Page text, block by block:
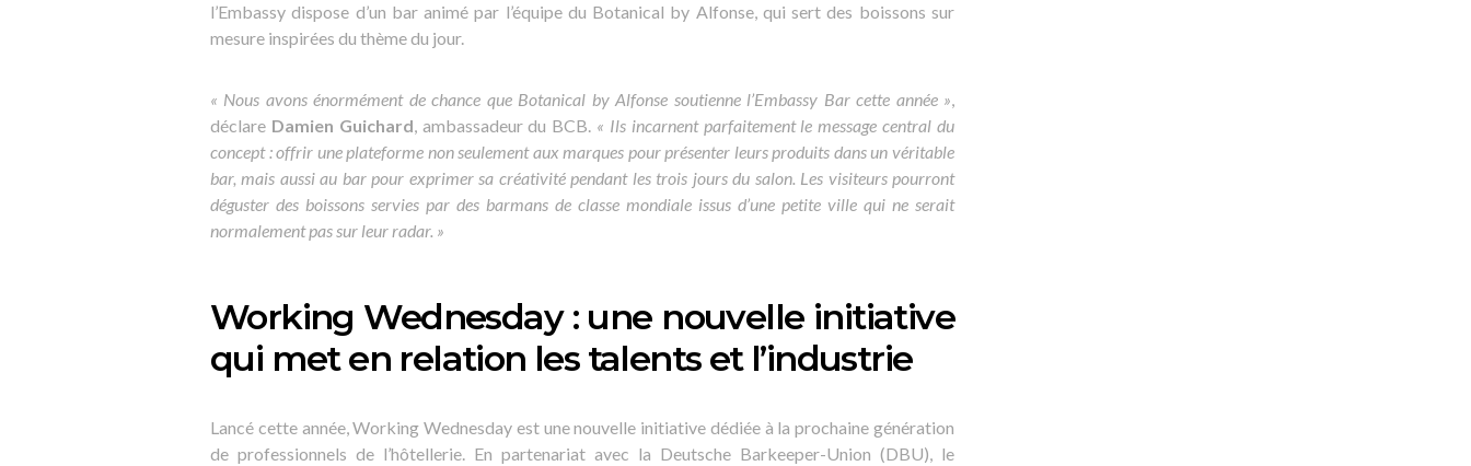
l’Embassy dispose d’un bar animé par l’équipe du Botanical by Alfonse, qui sert des boissons sur
mesure inspirées du thème du jour.
« Nous avons énormément de chance que Botanical by Alfonse soutienne l’Embassy Bar cette année »,
déclare Damien Guichard, ambassadeur du BCB. « Ils incarnent parfaitement le message central du
concept : offrir une plateforme non seulement aux marques pour présenter leurs produits dans un véritable
bar, mais aussi au bar pour exprimer sa créativité pendant les trois jours du salon. Les visiteurs pourront
déguster des boissons servies par des barmans de classe mondiale issus d’une petite ville qui ne serait
normalement pas sur leur radar. »
Working Wednesday : une nouvelle initiative
qui met en relation les talents et l’industrie
Lancé cette année, Working Wednesday est une nouvelle initiative dédiée à la prochaine génération
de professionnels de l’hôtellerie. En partenariat avec la Deutsche Barkeeper-Union (DBU), le